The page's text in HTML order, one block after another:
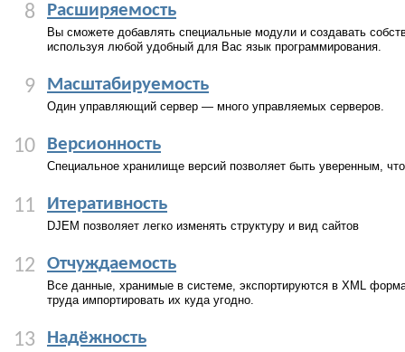
8 Расширяемость
Вы сможете добавлять специальные модули и создавать
используя любой удобный для Вас язык программирования.
9 Масштабируемость
Один управляющий сервер — много управляемых серверов.
10 Версионность
Специальное хранилище версий позволяет быть уверенным,
11 Итеративность
DJEM позволяет легко изменять структуру и вид сайтов
12 Отчуждаемость
Все данные, хранимые в системе, экспортируются в XML
труда импортировать их куда угодно.
13 Надёжность